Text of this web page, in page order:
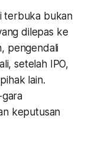
terbuka bukan
dilepas ke
pengendali
setelah IPO,
lain.
keputusan